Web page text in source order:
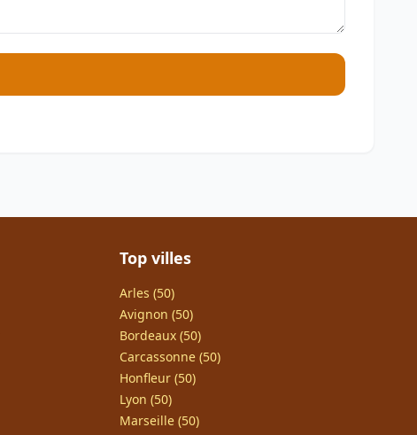
Top villes
Arles (50)
Avignon (50)
Bordeaux (50)
Carcassonne (50)
Honfleur (50)
Lyon (50)
Marseille (50)